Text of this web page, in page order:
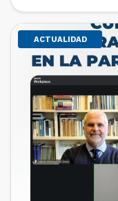
de estudiantes de
ACTUALIDAD